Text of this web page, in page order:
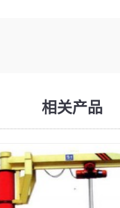
相关产品